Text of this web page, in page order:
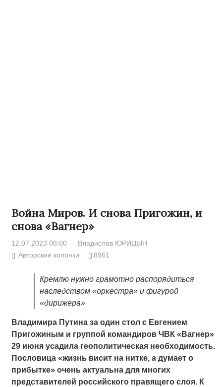
Война Миров. И снова Пригожин, и
снова «Вагнер»
12.07.2023 08:00
Владислав ЮРИЦЫН
Авторские колонки
8961
Кремлю нужно грамотно распорядиться
наследством «оркестра» и фигурой
«дирижера»
Владимира Путина за один стол с Евгением
Пригожиным и группой командиров ЧВК «Вагнер»
29 июня усадила геополитическая необходимость.
Пословица «жизнь висит на нитке, а думает о
прибытке» очень актуальна для многих
представителей российского правящего слоя. К